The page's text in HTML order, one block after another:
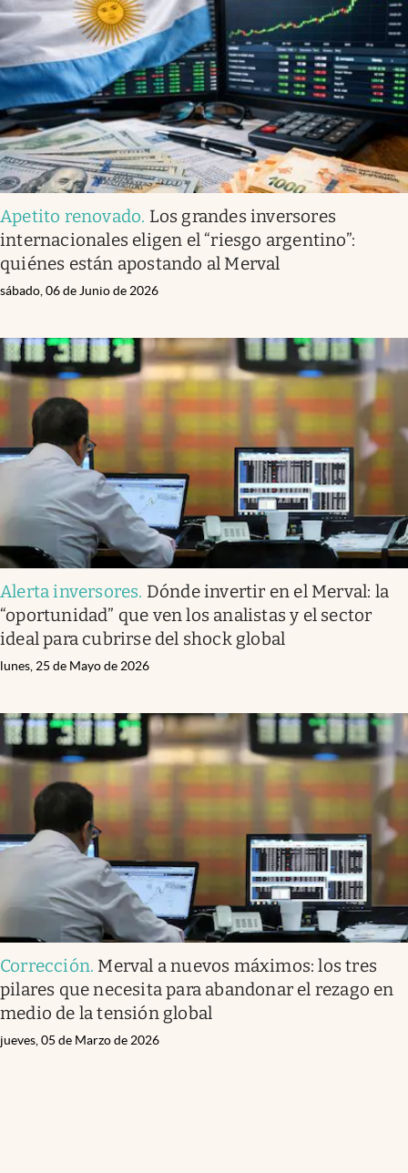
Infotechnology
Clase
Clima
Mundial 2026
Eventos Corporativos
El Cronista Studio
Mediakit
abre en nueva pestaña
Argentina
Apetito renovado. Los grandes inversores
internacionales eligen el “riesgo argentino”:
quiénes están apostando al Merval
sábado, 06 de Junio de 2026
Alerta inversores. Dónde invertir en el Merval: la
“oportunidad” que ven los analistas y el sector
ideal para cubrirse del shock global
lunes, 25 de Mayo de 2026
Corrección. Merval a nuevos máximos: los tres
pilares que necesita para abandonar el rezago en
medio de la tensión global
jueves, 05 de Marzo de 2026